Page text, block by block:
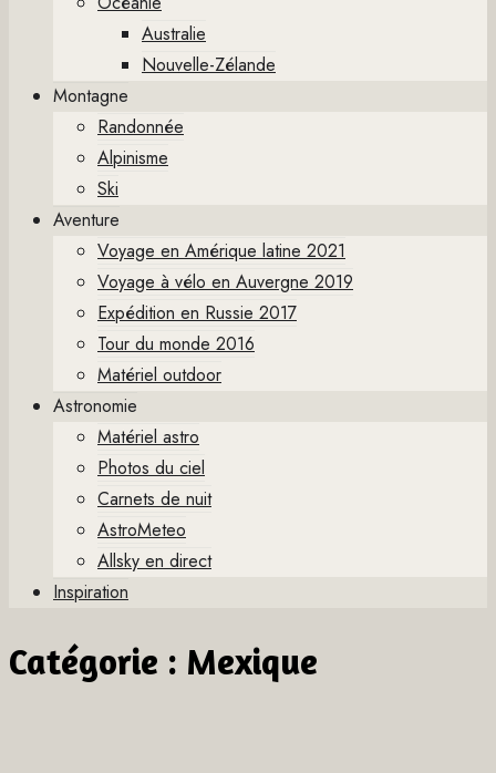
Australie
Nouvelle-Zélande
Montagne
Randonnée
Alpinisme
Ski
Aventure
Voyage en Amérique latine 2021
Voyage à vélo en Auvergne 2019
Expédition en Russie 2017
Tour du monde 2016
Matériel outdoor
Astronomie
Matériel astro
Photos du ciel
Carnets de nuit
AstroMeteo
Allsky en direct
Inspiration
Catégorie : Mexique